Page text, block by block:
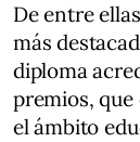
De entre
más
diploma
premios,
el ámbito